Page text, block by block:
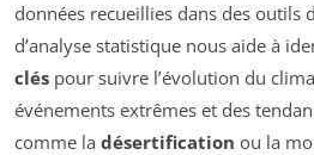
données recueillies dans des outils
d’analyse statistique nous aide à
clés pour suivre l’évolution du
événements extrêmes et des
comme la désertification ou la